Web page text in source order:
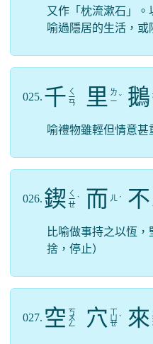
又作「枕流漱石」
喻過隱居的生活，或
025. 千 ㄑ
ㄧ
ㄢ 里 ㄌ
ㄧ ˇ 鵝
喻禮物雖輕但情意甚
026. 鍥 ㄑ
ㄧ
ㄝ
ˋ 而 ㄦ ˊ 不
比喻做事持之以恆，
捨，停止）
027. 空 ㄎ
ㄨ
ㄥ 穴 ㄩ
ㄝ
ˋ 來